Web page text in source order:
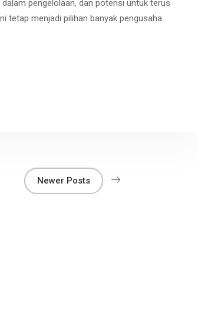
pengelolaan, dan potensi untuk terus
tetap menjadi pilihan banyak pengusaha
Newer Posts